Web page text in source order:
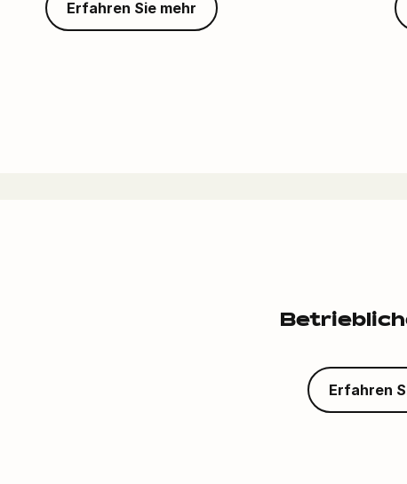
Erfahren Sie mehr
Erfahren